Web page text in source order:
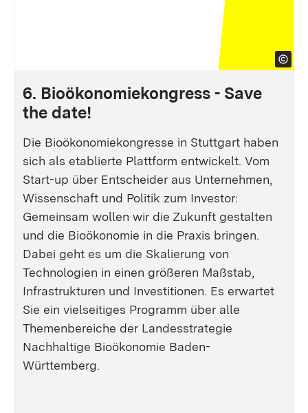
6. Bioökonomiekongress - Save
the date!
Die Bioökonomiekongresse in Stuttgart haben
sich als etablierte Plattform entwickelt. Vom
Start-up über Entscheider aus Unternehmen,
Wissenschaft und Politik zum Investor:
Gemeinsam wollen wir die Zukunft gestalten
und die Bioökonomie in die Praxis bringen.
Dabei geht es um die Skalierung von
Technologien in einen größeren Maßstab,
Infrastrukturen und Investitionen. Es erwartet
Sie ein vielseitiges Programm über alle
Themenbereiche der Landesstrategie
Nachhaltige Bioökonomie Baden-
Württemberg.